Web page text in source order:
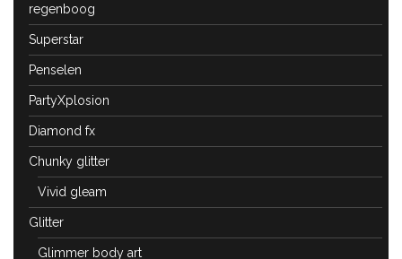
regenboog
Superstar
Penselen
PartyXplosion
Diamond fx
Chunky glitter
Vivid gleam
Glitter
Glimmer body art